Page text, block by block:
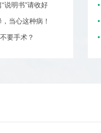
说明书”请收好
当心这种病！
要手术？